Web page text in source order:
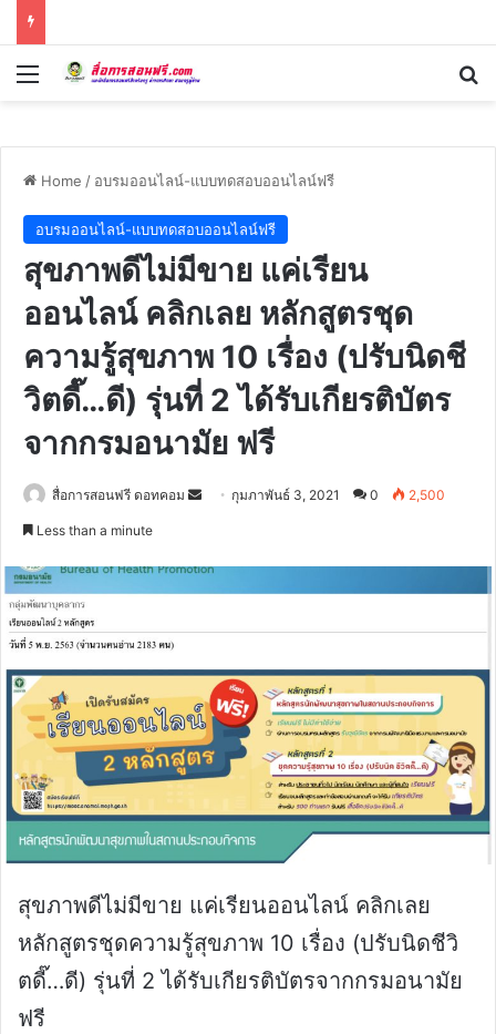
Menu
Home / อบรมออนไลน์-แบบทดสอบออนไลน์ฟรี
อบรมออนไลน์-แบบทดสอบออนไลน์ฟรี
สุขภาพดีไม่มีขาย แค่เรียน
ออนไลน์ คลิกเลย หลักสูตรชุด
ความรู้สุขภาพ 10 เรื่อง (ปรับนิดชี
วิตดี๊…ดี) รุ่นที่ 2 ได้รับเกียรติบัตร
จากกรมอนามัย ฟรี
สื่อการสอนฟรี ดอทคอม
Send กุมภาพันธ์ 3, 2021 0 2,500
Less than a minute
สุขภาพดีไม่มีขาย แค่เรียนออนไลน์ คลิกเลย
หลักสูตรชุดความรู้สุขภาพ 10 เรื่อง (ปรับนิดชีวิ
ตดี๊…ดี) รุ่นที่ 2 ได้รับเกียรติบัตรจากกรมอนามัย
ฟรี